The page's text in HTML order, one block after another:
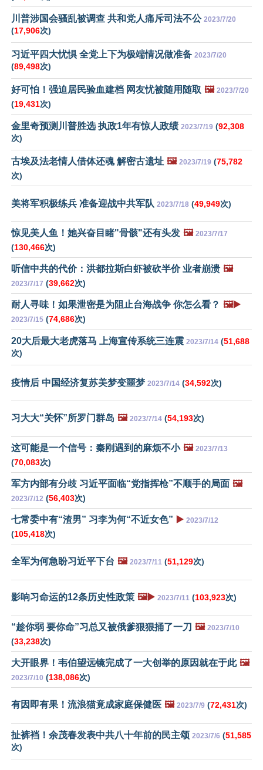
川普涉国会骚乱被调查 共和党人痛斥司法不公 2023/7/20
(17,906次)
习近平四大忧惧 全党上下为极端情况做准备 2023/7/20
(89,498次)
好可怕！强迫居民验血建档 网友忧被随用随取 🖼️ 2023/7/20
(19,431次)
金里奇预测川普胜选 执政1年有惊人政绩 2023/7/19 (92,308
次)
古埃及法老情人借体还魂 解密古遗址 🖼️ 2023/7/19 (75,782
次)
美将军积极练兵 准备迎战中共军队 2023/7/18 (49,949次)
惊见美人鱼！她兴奋目睹"骨骸"还有头发 🖼️ 2023/7/17
(130,466次)
听信中共的代价：洪都拉斯白虾被砍半价 业者崩溃 🖼️
2023/7/17 (39,662次)
耐人寻味！如果泄密是为阻止台海战争 你怎么看？ 🖼️▶️
2023/7/15 (74,686次)
20大后最大老虎落马 上海宣传系统三连震 2023/7/14 (51,688
次)
疫情后 中国经济复苏美梦变噩梦 2023/7/14 (34,592次)
习大大“关怀”所罗门群岛 🖼️ 2023/7/14 (54,193次)
这可能是一个信号：秦刚遇到的麻烦不小 🖼️ 2023/7/13
(70,083次)
军方内部有分歧 习近平面临“党指挥枪”不顺手的局面 🖼️
2023/7/12 (56,403次)
七常委中有“渣男” 习李为何“不近女色” ▶️ 2023/7/12
(105,418次)
全军为何急盼习近平下台 🖼️ 2023/7/11 (51,129次)
影响习命运的12条历史性政策 🖼️▶️ 2023/7/11 (103,923次)
“趁你弱 要你命”习总又被俄爹狠狠捅了一刀 🖼️ 2023/7/10
(33,238次)
大开眼界！韦伯望远镜完成了一大创举的原因就在于此 🖼️
2023/7/10 (138,086次)
有因即有果！流浪猫竟成家庭保健医 🖼️ 2023/7/9 (72,431次)
扯裤裆！余茂春发表中共八十年前的民主颂 2023/7/6 (51,585
次)